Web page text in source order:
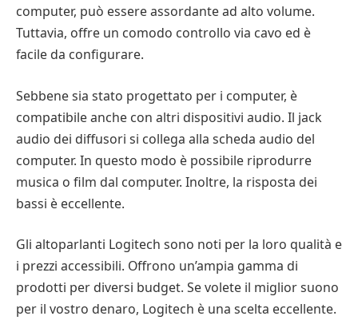
computer, può essere assordante ad alto volume.
Tuttavia, offre un comodo controllo via cavo ed è
facile da configurare.
Sebbene sia stato progettato per i computer, è
compatibile anche con altri dispositivi audio. Il jack
audio dei diffusori si collega alla scheda audio del
computer. In questo modo è possibile riprodurre
musica o film dal computer. Inoltre, la risposta dei
bassi è eccellente.
Gli altoparlanti Logitech sono noti per la loro qualità e
i prezzi accessibili. Offrono un’ampia gamma di
prodotti per diversi budget. Se volete il miglior suono
per il vostro denaro, Logitech è una scelta eccellente.